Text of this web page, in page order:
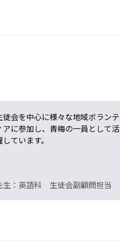
徒会を中心に様々な地域ボランテ
アに参加し、青梅の一員として活
しています。
生：英語科 生徒会副顧問担当